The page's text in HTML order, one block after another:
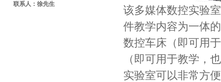
该多媒体数控实验
件教学内容为一体
数控车床（即可用
（即可用于教学，
实验室可以非常方
联系人：徐先生